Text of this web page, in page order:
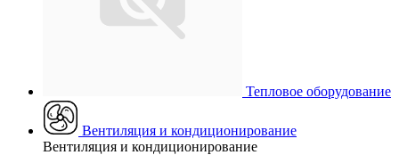
Тепловое оборудование
Вентиляция и кондиционирование
Вентиляция и кондиционирование